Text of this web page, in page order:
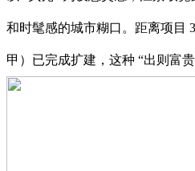
和时髦感的城市糊口。距离项目
甲）已完成扩建，这种 “出则富贵